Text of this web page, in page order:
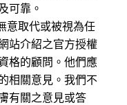
可靠。
意取代或被視為任
站介紹之官方授權
格的顧問。他們應
相關意見。我們不
有關之意見或答